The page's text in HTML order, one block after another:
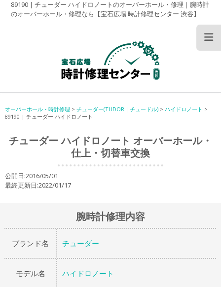
89190 | チューダー ハイドロノートのオーバーホール・修理｜腕時計
のオーバーホール・修理なら【宝石広場 時計修理センター 渋谷】
オーバーホール・時計修理 > チューダー(TUDOR｜チュードル) > ハイドロノート >
89190 | チューダー ハイドロノート
チューダー ハイドロノート オーバーホール・
仕上・切替車交換
公開日:2016/05/01
最終更新日:2022/01/17
腕時計修理内容
ブランド名 チューダー
モデル名 ハイドロノート